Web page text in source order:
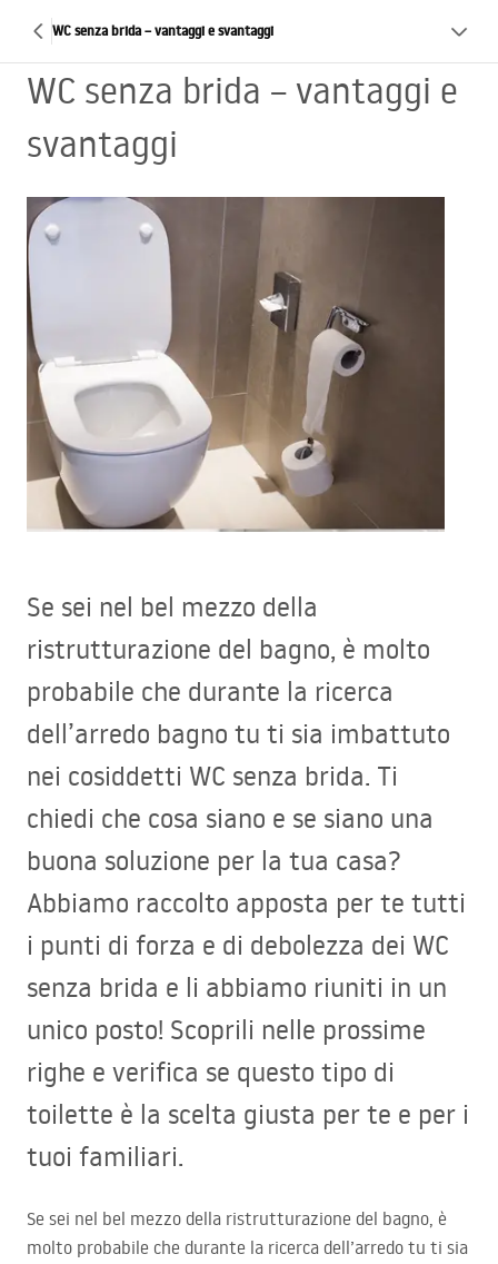
WC senza brida – vantaggi e svantaggi
WC senza brida – vantaggi e
svantaggi
Se sei nel bel mezzo della
ristrutturazione del bagno, è molto
probabile che durante la ricerca
dell’arredo bagno tu ti sia imbattuto
nei cosiddetti WC senza brida. Ti
chiedi che cosa siano e se siano una
buona soluzione per la tua casa?
Abbiamo raccolto apposta per te tutti
i punti di forza e di debolezza dei WC
senza brida e li abbiamo riuniti in un
unico posto! Scoprili nelle prossime
righe e verifica se questo tipo di
toilette è la scelta giusta per te e per i
tuoi familiari.
Se sei nel bel mezzo della ristrutturazione del bagno, è
molto probabile che durante la ricerca dell’arredo tu ti sia